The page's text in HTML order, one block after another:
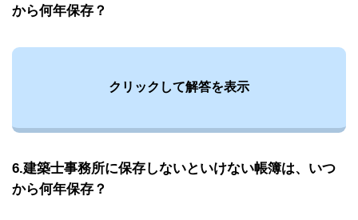
から何年保存？
クリックして解答を表示
6.建築士事務所に保存しないといけない帳簿は、いつ
から何年保存？